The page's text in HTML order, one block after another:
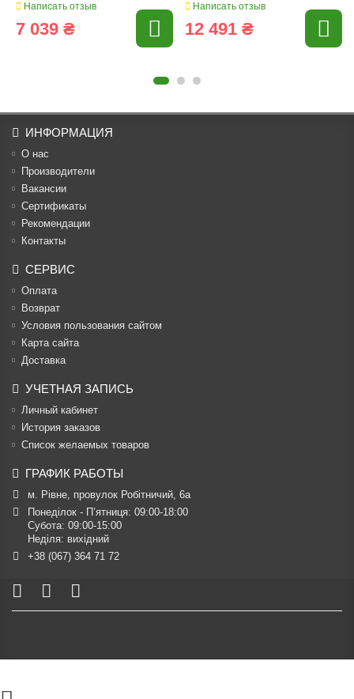
Написать отзыв
7 039 ₴
Написать отзыв
12 491 ₴
ИНФОРМАЦИЯ
О нас
Производители
Вакансии
Cертификаты
Рекомендации
Контакты
СЕРВИС
Оплата
Возврат
Условия пользования сайтом
Карта сайта
Доставка
УЧЕТНАЯ ЗАПИСЬ
Личный кабинет
История заказов
Список желаемых товаров
ГРАФИК РАБОТЫ
м. Рівне, провулок Робітничий, 6а
Понеділок - П’ятниця: 09:00-18:00
Субота: 09:00-15:00
Неділя: вихідний
+38 (067) 364 71 72